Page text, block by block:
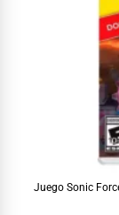
Juego Sonic